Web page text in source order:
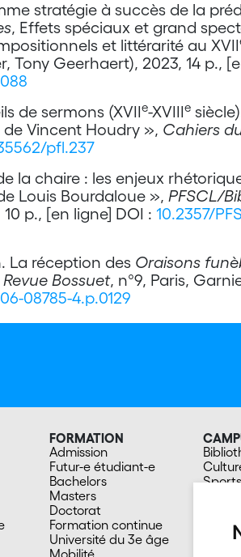
stratégie à succès de la
, Effets spéciaux et grand
et littérarité au XVII
Tony Geerhaert), 2023, 14 p.,
de sermons (XVIIe-XVIIIe
de Vincent Houdry », Cahiers
pfl.237
la chaire : les enjeux
Louis Bourdaloue », PFSCL/
p., [en ligne] DOI : 10.2357/
La réception des Oraisons
Revue Bossuet, n°9, Paris,
08785-4.p.0129
FORMATION
Admission
Futur-e étudiant-e
Bachelors
Masters
Doctorat
Formation continue
Université du 3e âge
Mobilité
Sports
En